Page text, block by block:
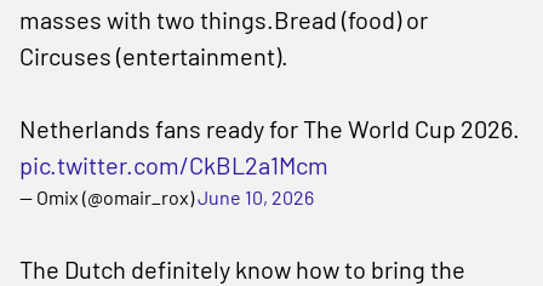
masses with two things.Bread (food) or
Circuses (entertainment).
Netherlands fans ready for The World Cup 2026.
pic.twitter.com/CkBL2a1Mcm
— Omix (@omair_rox)June 10, 2026
The Dutch definitely know how to bring the